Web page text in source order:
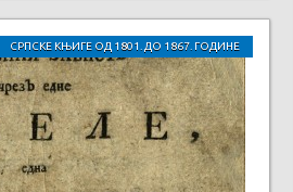
СРПСКЕ КЊИГЕ ОД 1801. ДО 1867. ГОДИНЕ